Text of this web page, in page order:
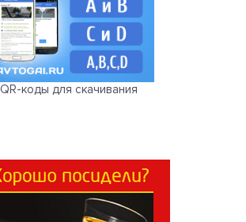
QR-коды для скачивания